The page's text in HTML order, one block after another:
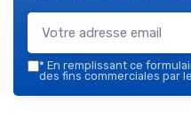
* En remplissant ce
des fins commerciales par